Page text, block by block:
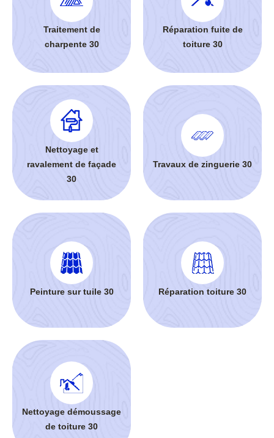
Traitement de
charpente 30
Réparation fuite de
toiture 30
Nettoyage et
ravalement de façade
30
Travaux de zinguerie 30
Peinture sur tuile 30 Réparation toiture 30
Nettoyage démoussage
de toiture 30